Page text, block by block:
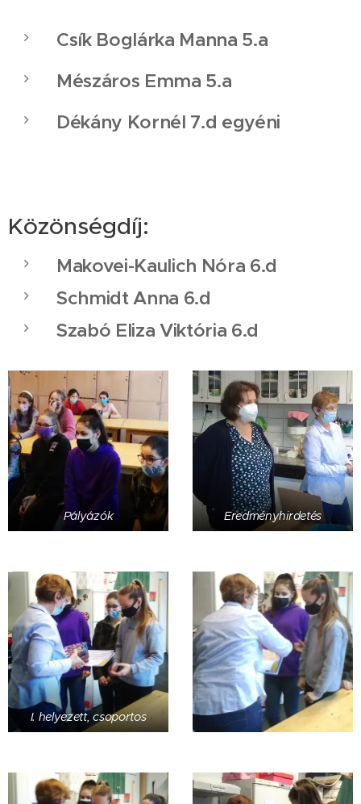
Csík Boglárka Manna 5.a
Mészáros Emma 5.a
Dékány Kornél 7.d egyéni
Közönségdíj:
Makovei-Kaulich Nóra 6.d
Schmidt Anna 6.d
Szabó Eliza Viktória 6.d
Pályázók Eredményhirdetés
I. helyezett, csoportos